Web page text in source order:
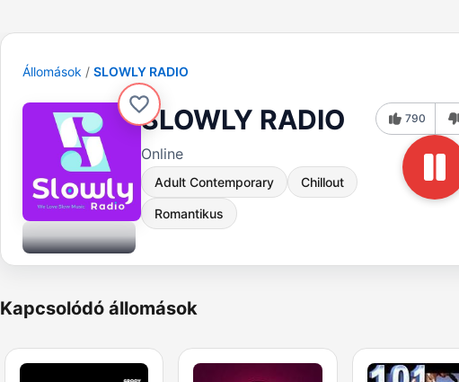
Állomások SLOWLY RADIO
SLOWLY RADIO
Online
Adult Contemporary Chillout
Romantikus
790
Kapcsolódó állomások